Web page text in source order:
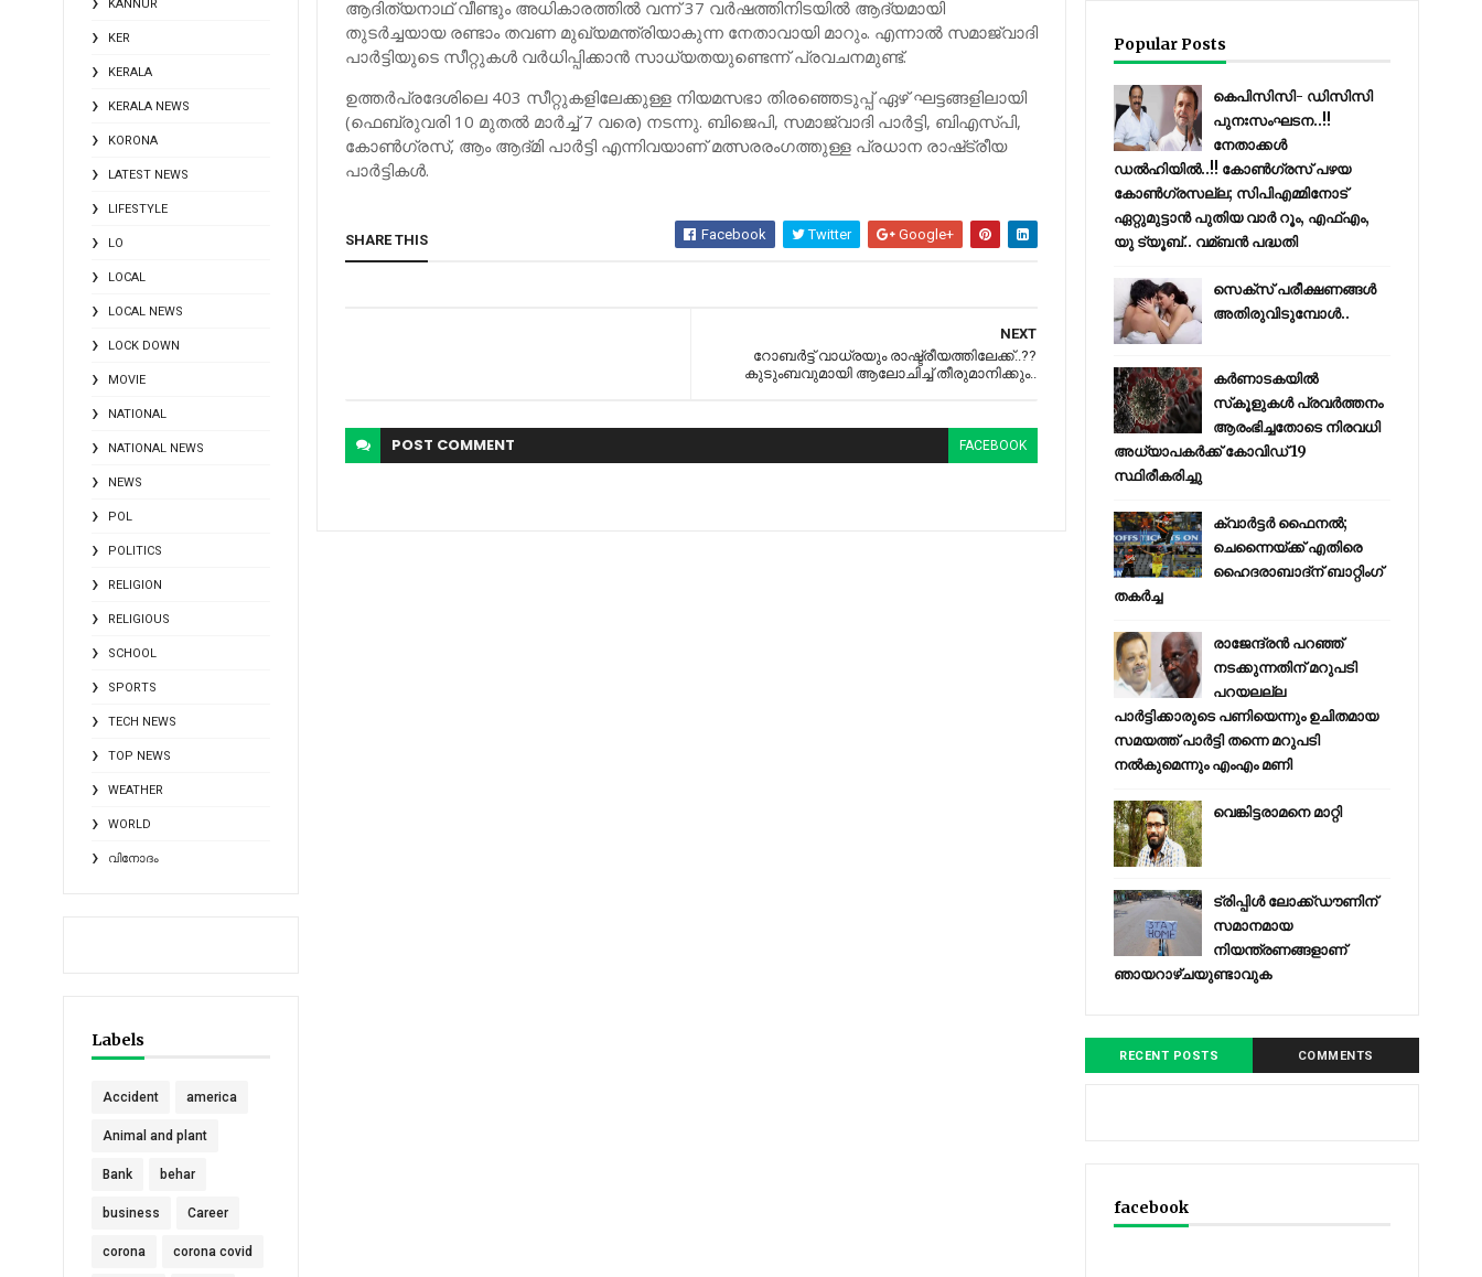
KANNUR
KER
KERALA
KERALA NEWS
KORONA
LATEST NEWS
LIFESTYLE
LO
LOCAL
LOCAL NEWS
LOCK DOWN
MOVIE
NATIONAL
NATIONAL NEWS
NEWS
POL
POLITICS
RELIGION
RELIGIOUS
SCHOOL
SPORTS
TECH NEWS
TOP NEWS
WEATHER
WORLD
വിനോദം
Labels
Accident america
Animal and plant
Bank behar
business Career
corona corona covid
ആദിത്യനാഥ് വീണ്ടും അധികാരത്തില്‍ വന്ന് 37 വര്‍ഷത്തിനിടയില്‍ ആദ്യമായി
തുടര്‍ച്ചയായ രണ്ടാം തവണ മുഖ്യമന്ത്രിയാകുന്ന നേതാവായി മാറും. എന്നാല്‍ സമാജ്‌വാദി
പാര്‍ട്ടിയുടെ സീറ്റുകള്‍ വര്‍ധിപ്പിക്കാന്‍ സാധ്യതയുണ്ടെന്ന് പ്രവചനമുണ്ട്.
ഉത്തര്‍പ്രദേശിലെ 403 സീറ്റുകളിലേക്കുള്ള നിയമസഭാ തിരഞ്ഞെടുപ്പ് ഏഴ് ഘട്ടങ്ങളിലായി
(ഫെബ്രുവരി 10 മുതല്‍ മാര്‍ച്ച്‌ 7 വരെ) നടന്നു. ബിജെപി, സമാജ്‌വാദി പാര്‍ട്ടി, ബിഎസ്പി,
കോണ്‍ഗ്രസ്, ആം ആദ്മി പാര്‍ട്ടി എന്നിവയാണ് മത്സരരംഗത്തുള്ള പ്രധാന രാഷ്‌ട്രീയ
പാര്‍ട്ടികള്‍.
SHARE THIS Facebook Twitter Google+
NEXT
റോബര്‍ട്ട് വാധ്​രയും രാഷ്ട്രീയത്തിലേക്ക്..??
കുടുംബവുമായി ആലോചിച്ച്‌ തീരുമാനിക്കും..
POST COMMENT FACEBOOK
Popular Posts
കെപിസിസി- ഡിസിസി
പുനഃസംഘടന..!!
നേതാക്കൾ
ഡൽഹിയിൽ..!! കോണ്‍ഗ്രസ് പഴയ
കോണ്‍ഗ്രസല്ല; സിപിഎമ്മിനോട്
ഏറ്റുമുട്ടാന്‍ പുതിയ വാര്‍ റൂം, എഫ്‌എം,
യു ട്യൂബ്.. വമ്ബന്‍ പദ്ധതി
സെക്സ് പരീക്ഷണങ്ങൾ
അതിരുവിടുമ്പോൾ..
കര്‍ണാടകയില്‍
സ്‌കൂളുകള്‍ പ്രവര്‍ത്തനം
ആരംഭിച്ചതോടെ നിരവധി
അധ്യാപകര്‍ക്ക് കോവിഡ് 19
സ്ഥിരീകരിച്ചു
ക്വാർട്ടർ ഫൈനൽ;
ചെന്നൈയ്ക്ക് എതിരെ
ഹൈദരാബാദ്ന് ബാറ്റിംഗ്
തകർച്ച
രാജേന്ദ്രന്‍ പറഞ്ഞ്
നടക്കുന്നതിന് മറുപടി
പറയലല്ല
പാര്‍ട്ടിക്കാരുടെ പണിയെന്നും ഉചിതമായ
സമയത്ത് പാര്‍ട്ടി തന്നെ മറുപടി
നല്‍കുമെന്നും എംഎം മണി
വെങ്കിട്ടരാമനെ മാറ്റി
ട്രിപ്പിള്‍ ലോക്ക്ഡൗണിന്
സമാനമായ
നിയന്ത്രണങ്ങളാണ്
ഞായറാഴ്ചയുണ്ടാവുക
RECENT POSTS COMMENTS
facebook